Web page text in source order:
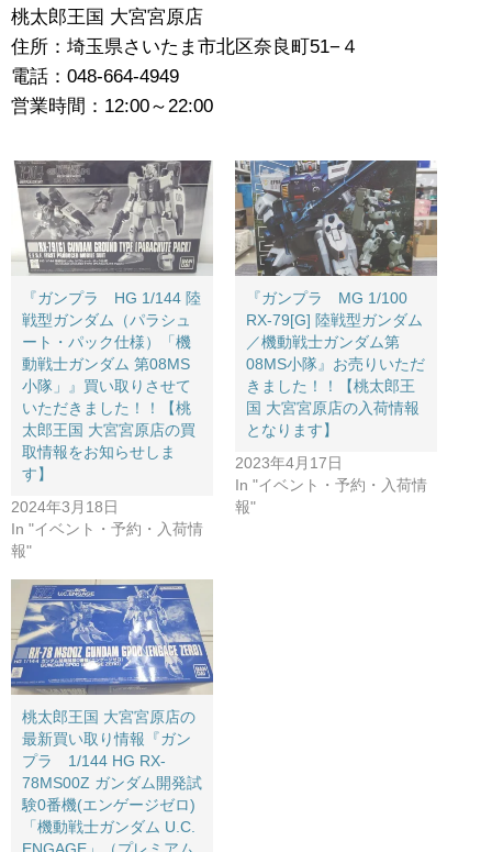
桃太郎王国 大宮宮原店
住所：埼玉県さいたま市北区奈良町51−４
電話：048-664-4949
営業時間：12:00～22:00
『ガンプラ HG 1/144 陸
戦型ガンダム（パラシュ
ート・パック仕様）「機
動戦士ガンダム 第08MS
小隊」』買い取りさせて
いただきました！！【桃
太郎王国 大宮宮原店の買
取情報をお知らせしま
す】
2024年3月18日
In "イベント・予約・入荷情
報"
『ガンプラ MG 1/100
RX-79[G] 陸戦型ガンダム
／機動戦士ガンダム第
08MS小隊』お売りいただ
きました！！【桃太郎王
国 大宮宮原店の入荷情報
となります】
2023年4月17日
In "イベント・予約・入荷情
報"
桃太郎王国 大宮宮原店の
最新買い取り情報『ガン
プラ 1/144 ​HG ​RX-
78MS00Z ​ガンダム開発試
験0番機(エンゲージゼロ) ​
「機動戦士ガンダム ​U.C. ​